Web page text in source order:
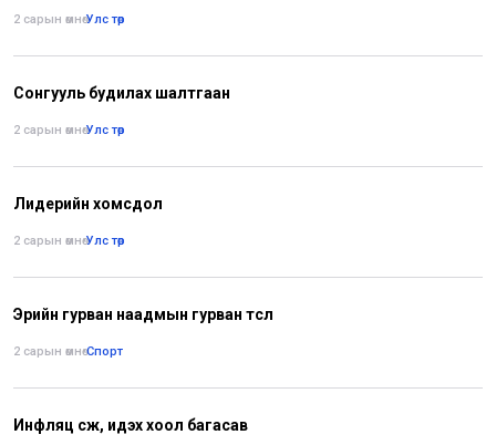
2 сарын өмнө•Улс төр
Сонгууль будилах шалтгаан
2 сарын өмнө•Улс төр
Лидерийн хомсдол
2 сарын өмнө•Улс төр
Эрийн гурван наадмын гурван төсөл
2 сарын өмнө•Спорт
Инфляц өсөж, идэх хоол багасав